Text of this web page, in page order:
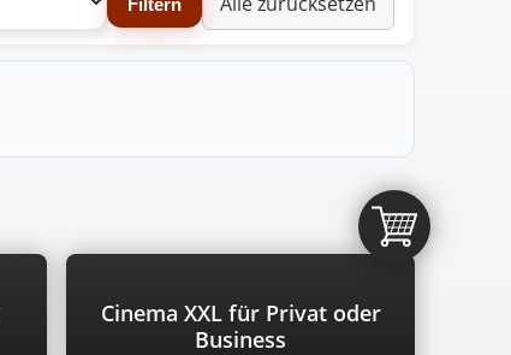
Cinema XXL für Privat oder
Business